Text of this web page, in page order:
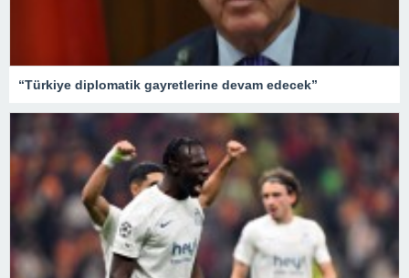
“Türkiye diplomatik gayretlerine devam edecek”